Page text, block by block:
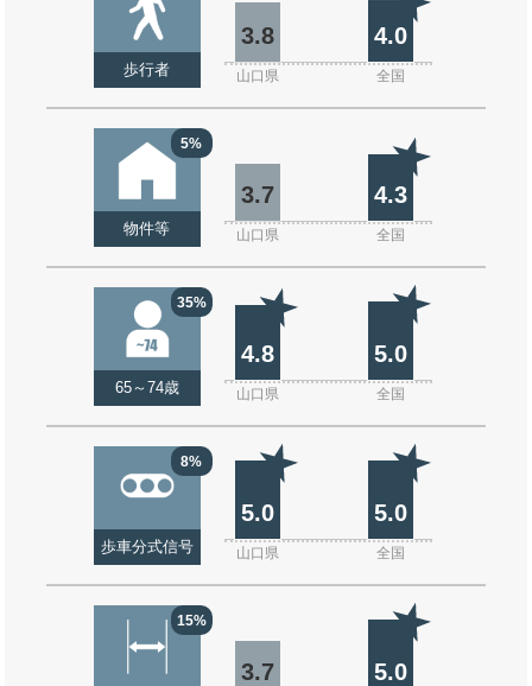
歩行者
3.8 4.0
山口県 全国
5%
物件等
3.7 4.3
山口県 全国
35%
65～74歳
4.8 5.0
山口県 全国
8%
歩車分式信号
5.0 5.0
山口県 全国
15%
3.7 5.0